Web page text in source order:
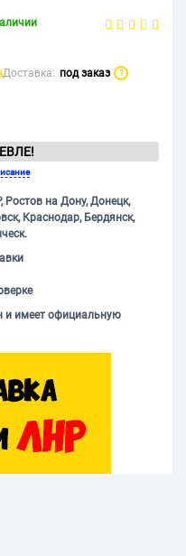
Доставка: под заказ ?
на Дону, Донецк,
Краснодар, Бердянск,
и имеет официальную